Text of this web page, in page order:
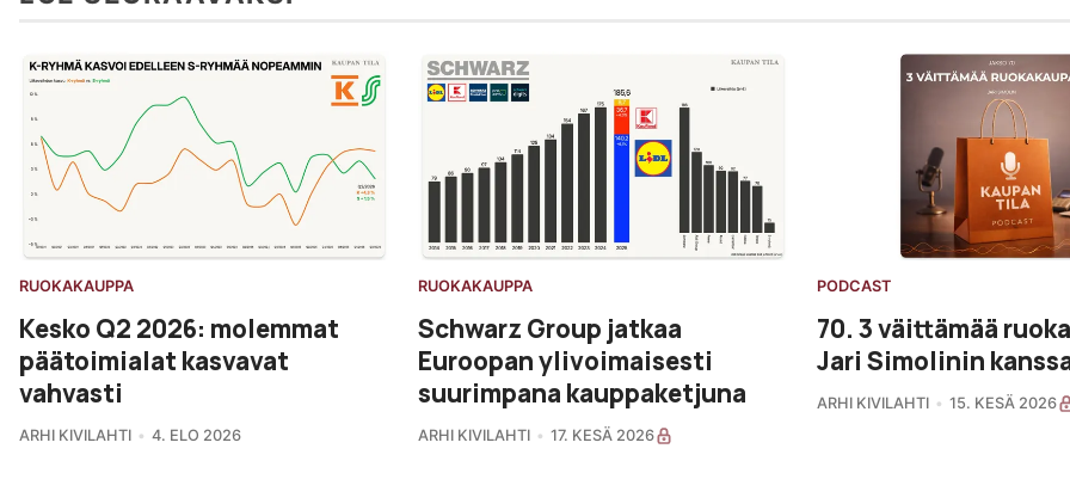
RUOKAKAUPPA
Kesko Q2 2026: molemmat
päätoimialat kasvavat
vahvasti
ARHI KIVILAHTI 4. ELO 2026
RUOKAKAUPPA
Schwarz Group jatkaa
Euroopan ylivoimaisesti
suurimpana kauppaketjuna
ARHI KIVILAHTI 17. KESÄ 2026
PODCAST
70. 3 väittämää
Jari Simolinin
ARHI KIVILAHTI 15. KESÄ 2026